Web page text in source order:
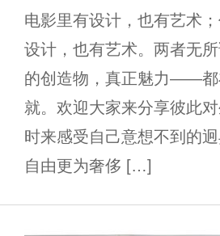
电影里有设计，也有艺术
设计，也有艺术。两者无
的创造物，真正魅力——都
就。欢迎大家来分享彼此
时来感受自己意想不到的
自由更为奢侈 […]